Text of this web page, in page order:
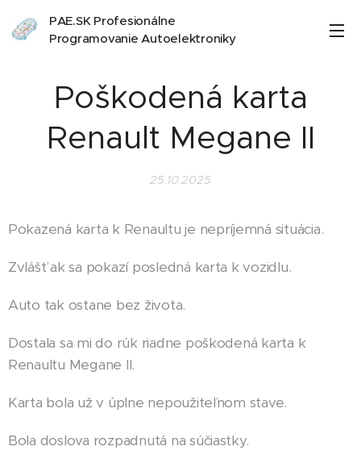
PAE.SK Profesionálne
Programovanie Autoelektroniky
Poškodená karta
Renault Megane II
25.10.2025
Pokazená karta k Renaultu je nepríjemná situácia.
Zvlášť ak sa pokazí posledná karta k vozidlu.
Auto tak ostane bez života.
Dostala sa mi do rúk riadne poškodená karta k
Renaultu Megane II.
Karta bola už v úplne nepoužiteľnom stave.
Bola doslova rozpadnutá na súčiastky.